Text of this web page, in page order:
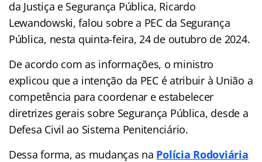
da Justiça e Segurança Pública, Ricardo
Lewandowski, falou sobre a PEC da Segurança
Pública, nesta quinta-feira, 24 de outubro de 2024.
De acordo com as informações, o ministro
explicou que a intenção da PEC é atribuir à União a
competência para coordenar e estabelecer
diretrizes gerais sobre Segurança Pública, desde a
Defesa Civil ao Sistema Penitenciário.
Dessa forma, as mudanças na Polícia Rodoviária